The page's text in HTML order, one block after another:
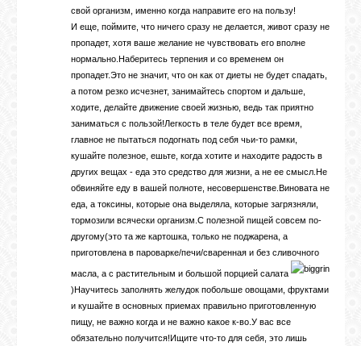
свой организм, именно когда направите его на пользу!
И еще, поймите, что ничего сразу не делается, живот сразу не
пропадет, хотя ваше желание не чувствовать его вполне
нормально.Наберитесь терпения и со временем он
пропадет.Это не значит, что он как от диеты не будет спадать,
а потом резко исчезнет, занимайтесь спортом и дальше,
ходите, делайте движение своей жизнью, ведь так приятно
заниматься с пользой!Легкость в теле будет все время,
главное не пытаться подогнать под себя чьи-то рамки,
кушайте полезное, ешьте, когда хотите и находите радость в
других вещах - еда это средство для жизни, а не ее смысл.Не
обвиняйте еду в вашей полноте, несовершенстве.Виновата не
еда, а токсины, которые она выделяла, которые загрязняли,
тормозили всячески организм.С полезной пищей совсем по-
другому(это та же картошка, только не поджарена, а
приготовлена в пароварке/печи/сваренная и без сливочного
масла, а с растительным и большой порцией салата
)Научитесь заполнять желудок побольше овощами, фруктами
и кушайте в основных приемах правильно приготовленную
пищу, не важно когда и не важно какое к-во.У вас все
обязательно получится!Ищите что-то для себя, это лишь